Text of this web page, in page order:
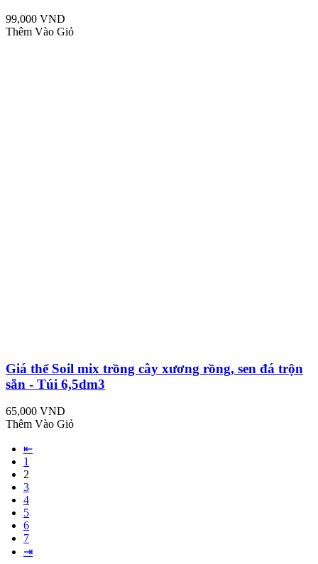
99,000 VND
Thêm Vào Giỏ
Giá thể Soil mix trồng cây xương rồng, sen đá trộn
sẵn - Túi 6,5dm3
65,000 VND
Thêm Vào Giỏ
⇤
1
2
3
4
5
6
7
⇥